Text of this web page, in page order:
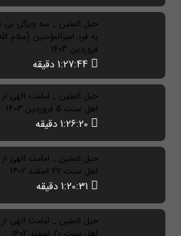
حبل المتین _ سه ویژگی بی
فروردین 1403
حبل المتین _ امامت الهی
اهل سنت 5 فروردین 1403
حبل المتین _ امامت الهی
اهل سنت 27 اسفند 1402
حبل المتین _ امامت الهی